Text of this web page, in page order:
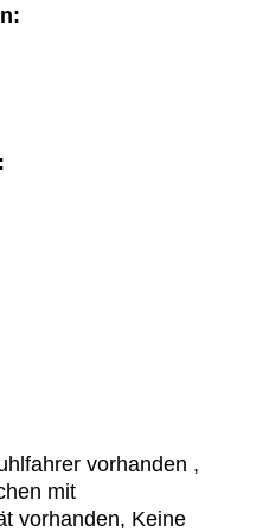
vorhanden ,
mit
vorhanden, Keine